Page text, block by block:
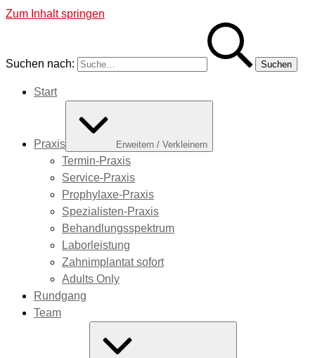
Zum Inhalt springen
Suchen nach:
Start
Praxis Erweitern / Verkleinern
Termin-Praxis
Service-Praxis
Prophylaxe-Praxis
Spezialisten-Praxis
Behandlungsspektrum
Laborleistung
Zahnimplantat sofort
Adults Only
Rundgang
Team